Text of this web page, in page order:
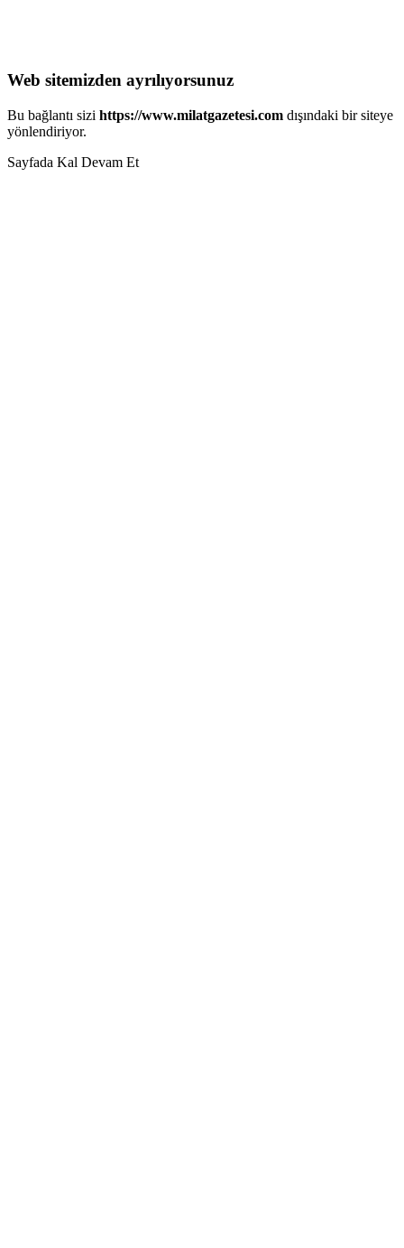
Web sitemizden ayrılıyorsunuz
Bu bağlantı sizi https://www.milatgazetesi.com dışındaki bir siteye
yönlendiriyor.
Sayfada Kal Devam Et